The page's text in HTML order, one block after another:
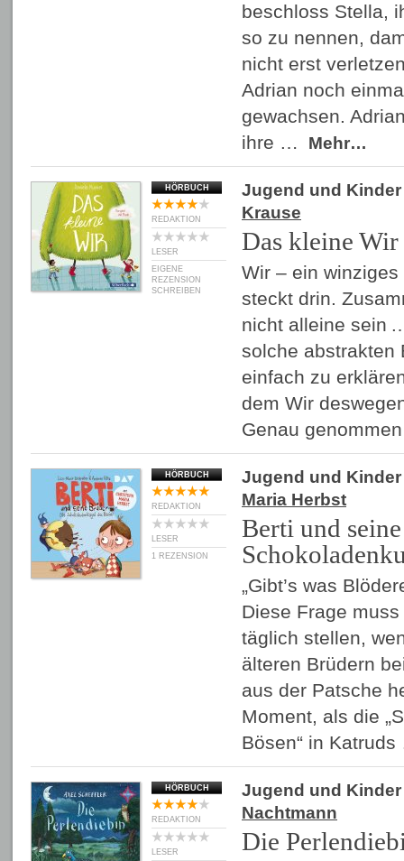
beschloss Stella,
so zu nennen,
nicht erst
Adrian noch
gewachsen.
ihre …
Mehr…
HÖRBUCH
REDAKTION
LESER
EIGENE
REZENSION
SCHREIBEN
Jugend und Kinder
Krause
Das kleine Wir
Wir – ein
steckt drin.
nicht alleine sein
solche abstrakten
einfach zu
dem Wir
Genau
HÖRBUCH
REDAKTION
LESER
1 REZENSION
Jugend und Kinder
Maria Herbst
Berti und
„Gibt’s was
Diese Frage
täglich stellen,
älteren Brüdern
aus der Patsche
Moment, als die
Bösen“ in
HÖRBUCH
REDAKTION
LESER
Jugend und Kinder
Nachtmann
Die